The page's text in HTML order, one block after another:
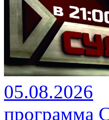
05.08.2026
программа